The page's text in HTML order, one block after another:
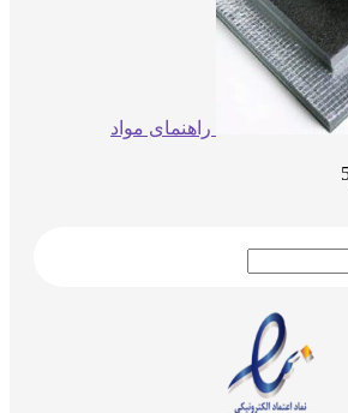
راهنمای مواد